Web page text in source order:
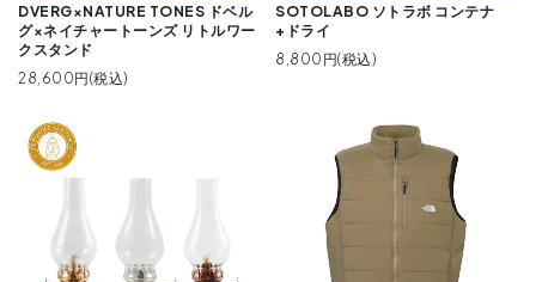
DVERG×NATURE TONES ドベル
グ×ネイチャートーンズ リトルワー
クスタンド
28,600円(税込)
SOTOLABO ソトラボ コンテナ
+ドライ
8,800円(税込)